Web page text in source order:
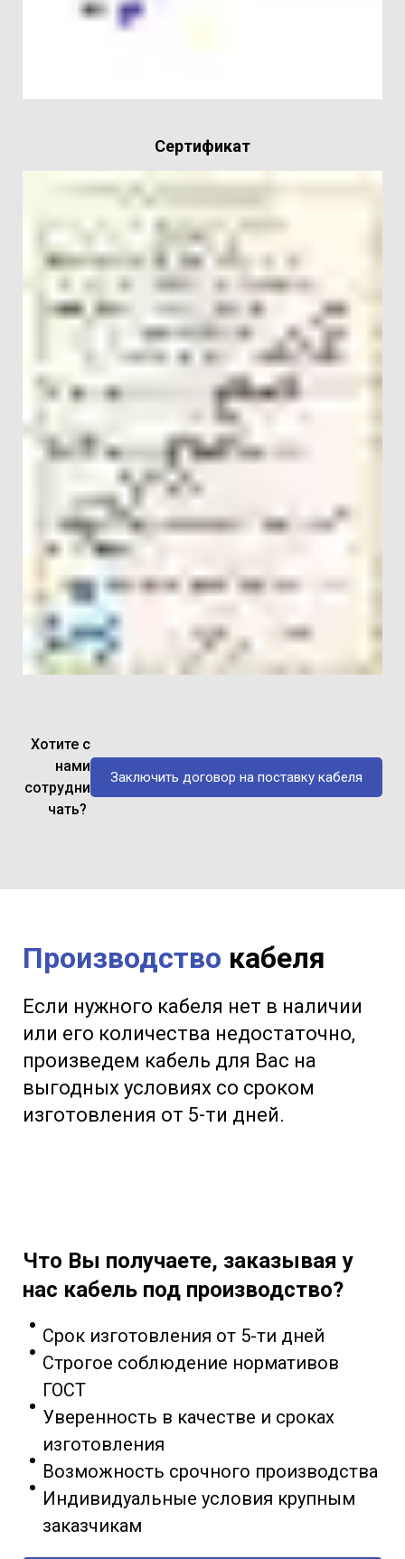
Сертификат
Заключить договор на поставку кабеля
Хотите с
нами
сотрудни
чать?
Производство кабеля
Если нужного кабеля нет в наличии
или его количества недостаточно,
произведем кабель для Вас на
выгодных условиях со сроком
изготовления от 5-ти дней.
Что Вы получаете, заказывая у
нас кабель под производство?
Срок изготовления от 5-ти дней
Строгое соблюдение нормативов
ГОСТ
Уверенность в качестве и сроках
изготовления
Возможность срочного производства
Индивидуальные условия крупным
заказчикам